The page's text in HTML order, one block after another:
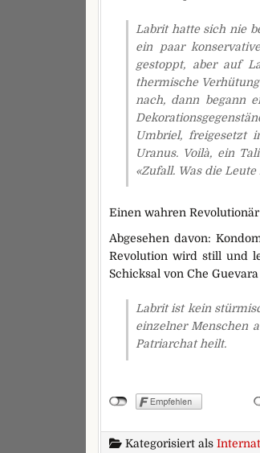
Labrit hatte sich nie
ein paar
gestoppt, aber auf
thermische
nach, dann begann
Umbriel, freigesetzt
Uranus. Voilà, ein
«Zufall. Was die
Einen wahren
Abgesehen davon:
Revolution wird still und
Schicksal von Che
Labrit ist kein
einzelner Menschen
Patriarchat heilt.
Kategorisiert als